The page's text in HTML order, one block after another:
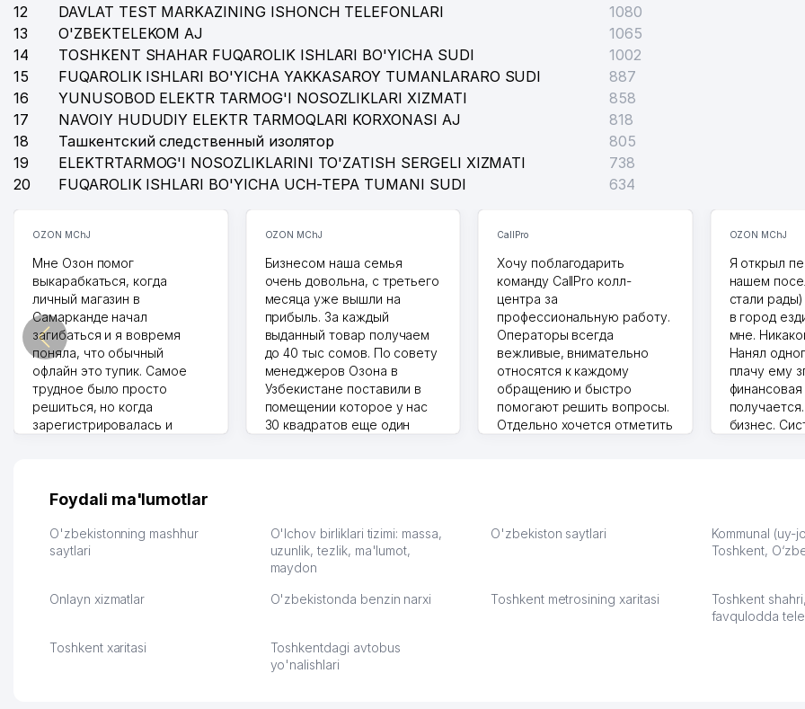
12
DAVLAT TEST MARKAZINING ISHONCH TELEFONLARI
1080
13
O'ZBEKTELEKOM AJ
1065
14
TOSHKENT SHAHAR FUQAROLIK ISHLARI BO'YICHA SUDI
1002
15
FUQAROLIK ISHLARI BO'YICHA YAKKASAROY TUMANLARARO SUDI
887
16
YUNUSOBOD ELEKTR TARMOG'I NOSOZLIKLARI XIZMATI
858
17
NAVOIY HUDUDIY ELEKTR TARMOQLARI KORXONASI AJ
818
18
Ташкентский следственный изолятор
805
19
ELEKTRTARMOG'I NOSOZLIKLARINI TO'ZATISH SERGELI XIZMATI
738
20
FUQAROLIK ISHLARI BO'YICHA UCH-TEPA TUMANI SUDI 634
OZON MChJ
Мне Озон помог
выкарабкаться, когда
личный магазин в
Самарканде начал
загибаться и я вовремя
поняла, что обычный
офлайн это тупик. Самое
трудное было просто
решиться, но когда
зарегистрировалась и
на себя доставку до
хранение бесплатное
первый год, хорошая
результаты. В последнее
много заказывают, а
OZON MChJ
Бизнесом наша семья
очень довольна, с третьего
месяца уже вышли на
прибыль. За каждый
выданный товар получаем
до 40 тыс сомов. По совету
менеджеров Озона в
Узбекистане поставили в
помещении которое у нас
30 квадратов еще один
мышки и вообще все что
людям часто надо
Камат 31.07.2026 17:50:36
CallPro
Хочу поблагодарить
команду CallPro колл-
центра за
профессиональную работу.
Операторы всегда
вежливые, внимательно
относятся к каждому
обращению и быстро
помогают решить вопросы.
Отдельно хочется отметить
обслуживания клиентов.
Vip Brand 31.07.2026 11:43:39
OZON MChJ
Я открыл
нашем
стали
в город
мне.
Нанял
плачу ему
бизнес.
тут у нас
Выгодное
Foydali ma'lumotlar
O'zbekistonning mashhur
saytlari
O'lchov birliklari tizimi: massa,
uzunlik, tezlik, ma'lumot,
maydon
O'zbekiston saytlari
Kommunal (uy-
Toshkent,
Onlayn xizmatlar O'zbekistonda benzin narxi Toshkent metrosining xaritasi
Toshkent
favqulodda
Toshkent xaritasi
Toshkentdagi avtobus
yo'nalishlari